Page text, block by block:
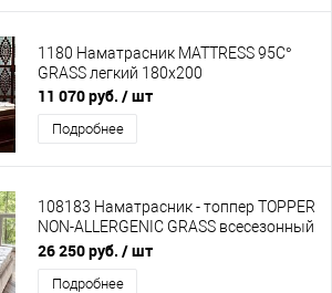
1180 Наматрасник MATTRESS 95C°
GRASS легкий 180х200
11 070 руб. / шт
Подробнее
108183 Наматрасник - топпер TOPPER
NON-ALLERGENIC GRASS всесезонный
180х200
26 250 руб. / шт
Подробнее